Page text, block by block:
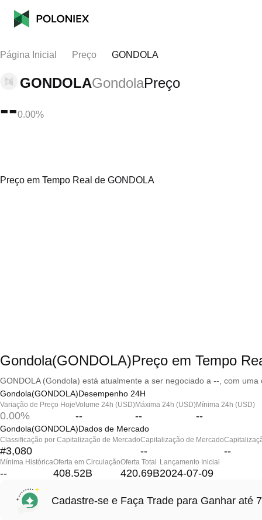
Página Inicial Preço GONDOLA
GONDOLAGondolaPreço
--0.00%
Preço em Tempo Real de GONDOLA
Gondola(GONDOLA)Preço em Tempo
GONDOLA (Gondola) está atualmente a ser negociado a --, com
Gondola(GONDOLA)Desempenho 24H
Variação de Preço Hoje
0.00%
Volume 24h (USD)
--
Máxima 24h (USD)
--
Mínima 24h (USD)
--
Gondola(GONDOLA)Dados de Mercado
Classificação por Capitalização de Mercado
#3,080
Capitalização de Mercado
-- --
Mínima Histórica
--
Oferta em Circulação
408.52B
Oferta Total
420.69B
Lançamento Inicial
2024-07-09
Cadastre-se e Faça Trade para Ganhar até